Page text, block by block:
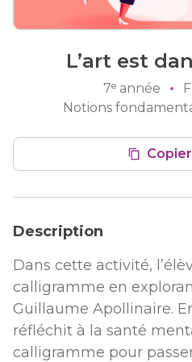
L’art est
7ᵉ année
Notions
Description
Dans cette activité,
calligramme en
Guillaume Apollinaire.
réfléchit à la santé
calligramme pour